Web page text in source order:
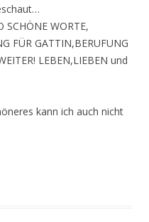
SCHÖNE WORTE,
FÜR GATTIN,BERUFUNG
LEBEN,LIEBEN und
kann ich auch nicht